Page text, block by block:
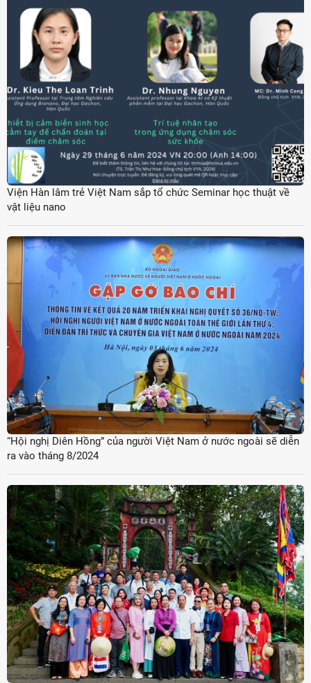
Viện Hàn lâm trẻ Việt Nam sắp tổ chức Seminar học thuật về
vật liệu nano
“Hội nghị Diên Hồng” của người Việt Nam ở nước ngoài sẽ diễn
ra vào tháng 8/2024